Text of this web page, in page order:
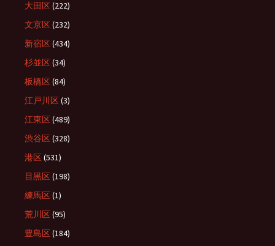
大田区(222)
文京区(232)
新宿区(434)
杉並区(34)
板橋区(84)
江戸川区(3)
江東区(489)
渋谷区(328)
港区(531)
目黒区(198)
練馬区(1)
荒川区(95)
豊島区(184)